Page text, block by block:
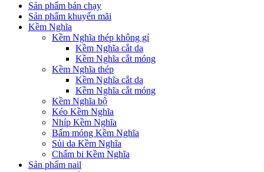
Sản phẩm bán chạy
Sản phẩm khuyến mãi
Kềm Nghĩa
Kềm Nghĩa thép không gỉ
Kềm Nghĩa cắt da
Kềm Nghĩa cắt móng
Kềm Nghĩa thép
Kềm Nghĩa cắt da
Kềm Nghĩa cắt móng
Kềm Nghĩa bộ
Kéo Kềm Nghĩa
Nhíp Kềm Nghĩa
Bấm móng Kềm Nghĩa
Sủi da Kềm Nghĩa
Chấm bi Kềm Nghĩa
Sản phẩm nail